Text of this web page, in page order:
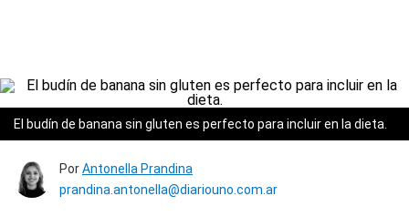
El budín de banana sin gluten es perfecto para incluir en la dieta.
PorAntonella Prandina
prandina.antonella@diariouno.com.ar